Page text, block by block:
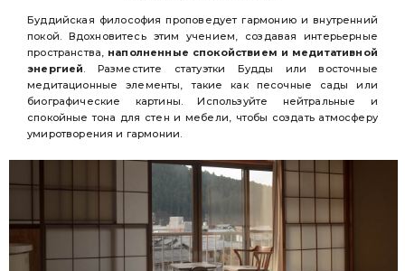
Буддийская философия проповедует гармонию и внутренний
покой. Вдохновитесь этим учением, создавая интерьерные
пространства, наполненные спокойствием и медитативной
энергией. Разместите статуэтки Будды или восточные
медитационные элементы, такие как песочные сады или
биографические картины. Используйте нейтральные и
спокойные тона для стен и мебели, чтобы создать атмосферу
умиротворения и гармонии.